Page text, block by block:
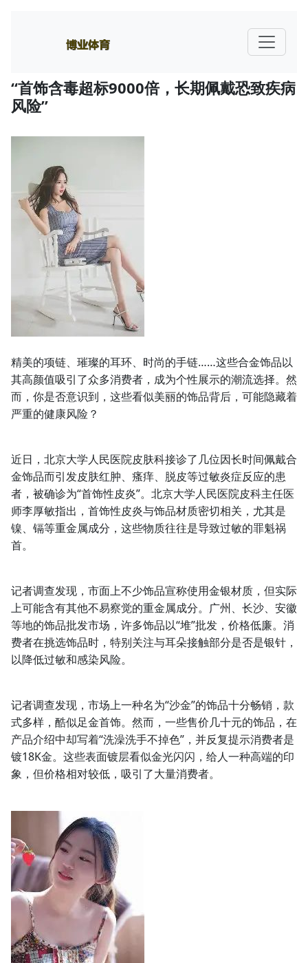
“首饰含毒超标9000倍，长期佩戴恐致疾病
风险”
精美的项链、璀璨的耳环、时尚的手链……这些合金饰品以
其高颜值吸引了众多消费者，成为个性展示的潮流选择。然
而，你是否意识到，这些看似美丽的饰品背后，可能隐藏着
严重的健康风险？
近日，北京大学人民医院皮肤科接诊了几位因长时间佩戴合
金饰品而引发皮肤红肿、瘙痒、脱皮等过敏炎症反应的患
者，被确诊为“首饰性皮炎”。北京大学人民医院皮科主任医
师李厚敏指出，首饰性皮炎与饰品材质密切相关，尤其是
镍、镉等重金属成分，这些物质往往是导致过敏的罪魁祸
首。
记者调查发现，市面上不少饰品宣称使用金银材质，但实际
上可能含有其他不易察觉的重金属成分。广州、长沙、安徽
等地的饰品批发市场，许多饰品以“堆”批发，价格低廉。消
费者在挑选饰品时，特别关注与耳朵接触部分是否是银针，
以降低过敏和感染风险。
记者调查发现，市场上一种名为“沙金”的饰品十分畅销，款
式多样，酷似足金首饰。然而，一些售价几十元的饰品，在
产品介绍中却写着“洗澡洗手不掉色”，并反复提示消费者是
镀18K金。这些表面镀层看似金光闪闪，给人一种高端的印
象，但价格相对较低，吸引了大量消费者。